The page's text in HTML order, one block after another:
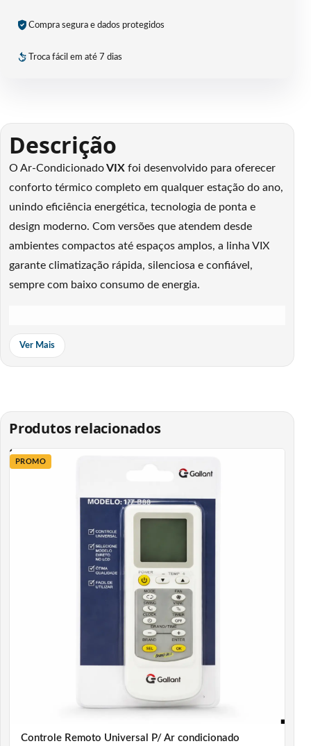
Compra segura e dados protegidos
Troca fácil em até 7 dias
Descrição
O Ar-CondicionadoVIX foi desenvolvido para oferecer
conforto térmico completo em qualquer estação do ano,
unindo eficiência energética, tecnologia de ponta e
design moderno. Com versões que atendem desde
ambientes compactos até espaços amplos, a linha VIX
garante climatização rápida, silenciosa e confiável,
sempre com baixo consumo de energia.
Com ciclo Quente e Frio, ou Só Frioo aparelho
agilidade nos dias de calor e aquece de forma eficiente
em períodos de baixas temperaturas. Além disso, conta
com funções inteligentes que facilitam o uso no dia a
(sensor que ajusta automaticamente a
temperatura conforme o ambiente)
(ajustes noturnos para maior conforto durante o
(resfriamento rápido)
Ver Mais
Produtos relacionados
PROMO
Controle Remoto Universal P/ Ar condicionado